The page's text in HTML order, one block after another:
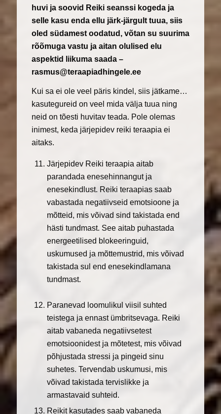
huvi ja soovid Reiki seanssi kogeda ja
selle kasu enda ellu järk-järgult tuua, siis
oled südamest oodatud, võtan su suurima
rõõmuga vastu ja aitan olulised elu
aspektid liikuma saada –
rasmus@teraapiadhingele.ee
Kui sa ei ole veel päris kindel, siis jätkame…
kasutegureid on veel mida välja tuua ning
neid on tõesti huvitav teada. Pole olemas
inimest, keda järjepidev reiki teraapia ei
aitaks.
Järjepidev Reiki teraapia aitab
parandada enesehinnangut ja
enesekindlust. Reiki teraapias saab
vabastada negatiivseid emotsioone ja
mõtteid, mis võivad sind takistada end
hästi tundmast. See aitab puhastada
energeetilised blokeeringuid,
uskumused ja mõttemustrid, mis võivad
takistada sul end enesekindlamana
tundmast.
Paranevad loomulikul viisil suhted
teistega ja ennast ümbritsevaga. Reiki
aitab vabaneda negatiivsetest
emotsioonidest ja mõtetest, mis võivad
põhjustada stressi ja pingeid sinu
suhetes. Tervendab uskumusi, mis
võivad takistada tervislikke ja
armastavaid suhteid.
Reikit kasutades saab vabaneda